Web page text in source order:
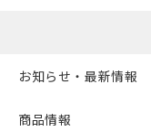
お知らせ・最新情報
商品情報